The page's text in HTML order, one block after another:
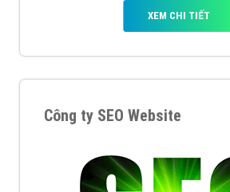
VietAds cùng bạn tìm hiểu về
chạy quảng cáo facebook, ưu và
quảng cáo facebook